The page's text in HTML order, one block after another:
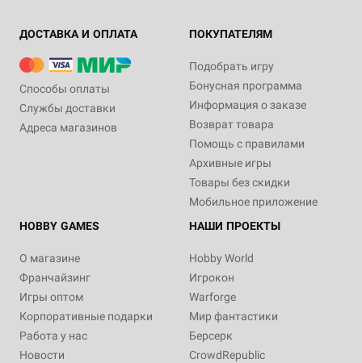
ДОСТАВКА И ОПЛАТА
Способы оплаты
Службы доставки
Адреса магазинов
ПОКУПАТЕЛЯМ
Подобрать игру
Бонусная программа
Информация о заказе
Возврат товара
Помощь с правилами
Архивные игры
Товары без скидки
Мобильное приложение
HOBBY GAMES
О магазине
Франчайзинг
Игры оптом
Корпоративные подарки
Работа у нас
Новости
НАШИ ПРОЕКТЫ
Hobby World
Игрокон
Warforge
Мир фантастики
Берсерк
CrowdRepublic